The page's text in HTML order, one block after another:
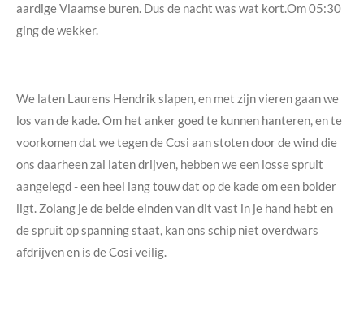
aardige Vlaamse buren. Dus de nacht was wat kort.Om 05:30
ging de wekker.
We laten Laurens Hendrik slapen, en met zijn vieren gaan we
los van de kade. Om het anker goed te kunnen hanteren, en te
voorkomen dat we tegen de Cosi aan stoten door de wind die
ons daarheen zal laten drijven, hebben we een losse spruit
aangelegd - een heel lang touw dat op de kade om een bolder
ligt. Zolang je de beide einden van dit vast in je hand hebt en
de spruit op spanning staat, kan ons schip niet overdwars
afdrijven en is de Cosi veilig.